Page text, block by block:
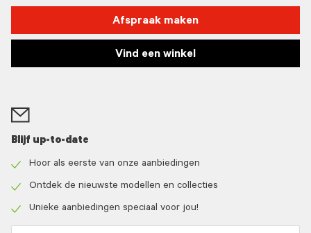
Afspraak maken
Vind een winkel
Blijf up-to-date
icon
Hoor als eerste van onze aanbiedingen
icon
Ontdek de nieuwste modellen en collecties
Unieke aanbiedingen speciaal voor jou!